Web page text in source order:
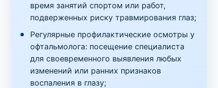
время занятий спортом или работ,
подверженных риску травмирования глаз;
Регулярные профилактические осмотры у
офтальмолога: посещение специалиста
для своевременного выявления любых
изменений или ранних признаков
воспаления в глазу;